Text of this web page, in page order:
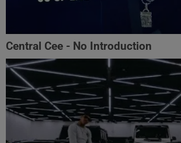
Central Cee - No Introduction